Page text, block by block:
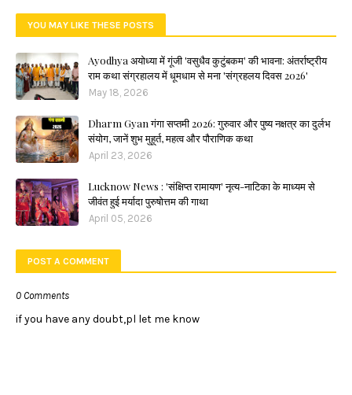
YOU MAY LIKE THESE POSTS
Ayodhya अयोध्या में गूंजी 'वसुधैव कुटुंबकम' की भावना: अंतर्राष्ट्रीय
राम कथा संग्रहालय में धूमधाम से मना 'संग्रहलय दिवस 2026'
May 18, 2026
Dharm Gyan गंगा सप्तमी 2026: गुरुवार और पुष्य नक्षत्र का दुर्लभ
संयोग, जानें शुभ मुहूर्त, महत्व और पौराणिक कथा
April 23, 2026
Lucknow News : 'संक्षिप्त रामायण' नृत्य-नाटिका के माध्यम से
जीवंत हुई मर्यादा पुरुषोत्तम की गाथा
April 05, 2026
POST A COMMENT
0 Comments
if you have any doubt,pl let me know